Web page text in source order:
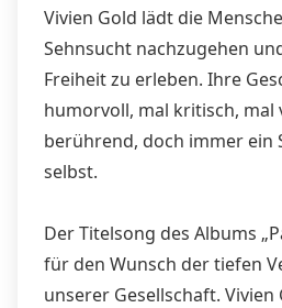
Vivien Gold lädt die
Sehnsucht nachzugehen
Freiheit zu erleben. Ihre
humorvoll, mal kritisch, mal
berührend, doch immer ein
selbst.
Der Titelsong des Albums
für den Wunsch der tiefen
unserer Gesellschaft. Vivien